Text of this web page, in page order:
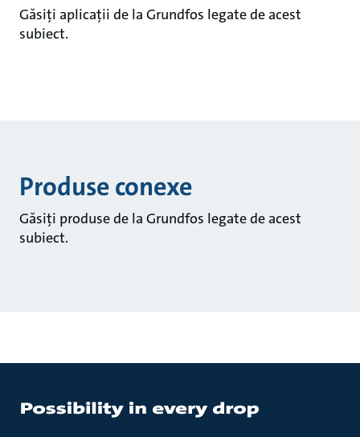
Găsiți aplicații de la Grundfos legate de acest
subiect.
Produse conexe
Găsiți produse de la Grundfos legate de acest
subiect.